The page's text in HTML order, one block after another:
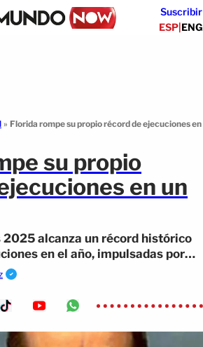
Suscribir
ESP|ENG
» Florida rompe su propio récord de ejecuciones en
su propio
en un
2025 alcanza un récord histórico
en el año, impulsadas por